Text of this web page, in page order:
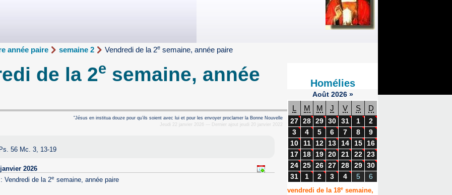
année paire semaine 2 Vendredi de la 2e semaine, année paire
de la 2e semaine, année
"Jésus en institua douze pour qu’ils soient avec lui et pour les envoyer proclamer la Bonne Nouvelle
Jeudi 22 janvier 2026 — Dernier ajout jeudi 20 janvier 2022
56 Mc. 3, 13-19
2026
:Vendredi de la 2e semaine, année paire
Homélies
Août 2026 »
L M M J V S D
27 28 29 30 31 1
2
3
4 5 6 7 8
9
10
11 12 13 14 15
16
17
18 19 20 21 22 23
24 25 26 27 28 29 30
31
1 2 3 4 5 6
vendredi de la 18e semaine,